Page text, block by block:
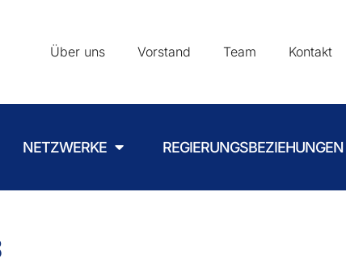
Über uns Vorstand Team Kontakt
NETZWERKE REGIERUNGSBEZIEHUNGEN